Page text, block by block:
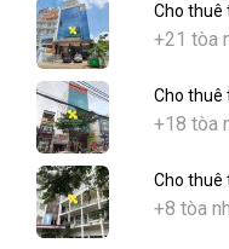
Cho thuê
+21 tòa
Cho thuê
+18 tòa
Cho thuê
+8 tòa